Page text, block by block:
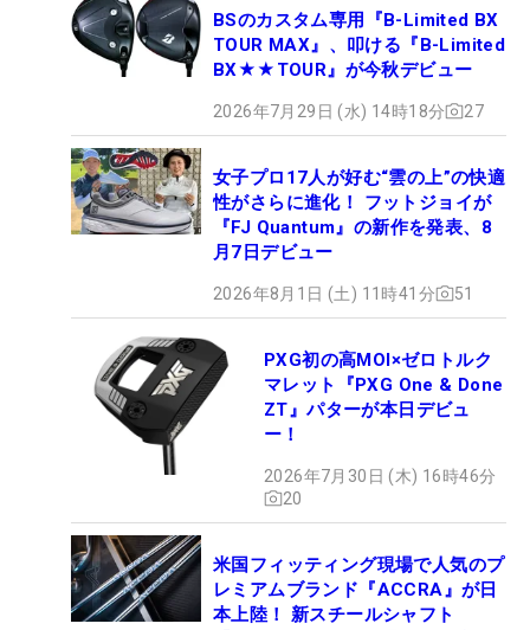
BSのカスタム専用『B-Limited BX
TOUR MAX』、叩ける『B-Limited
BX★★TOUR』が今秋デビュー
2026年7月29日 (水) 14時18分 27
女子プロ17人が好む“雲の上”の快適
性がさらに進化！ フットジョイが
『FJ Quantum』の新作を発表、8
月7日デビュー
2026年8月1日 (土) 11時41分 51
PXG初の高MOI×ゼロトルク
マレット『PXG One & Done
ZT』パターが本日デビュ
ー！
2026年7月30日 (木) 16時46分
20
米国フィッティング現場で人気のプ
レミアムブランド『ACCRA』が日
本上陸！ 新スチールシャフト